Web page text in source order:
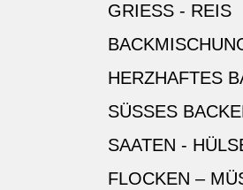
GRIESS - REIS
HERZHAFTES
SÜSSES BACKEN
SAATEN -
FLOCKEN –